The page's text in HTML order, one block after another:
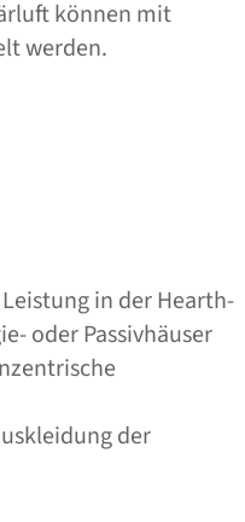
können mit
werden.
in der Hearth-
oder Passivhäuser
der